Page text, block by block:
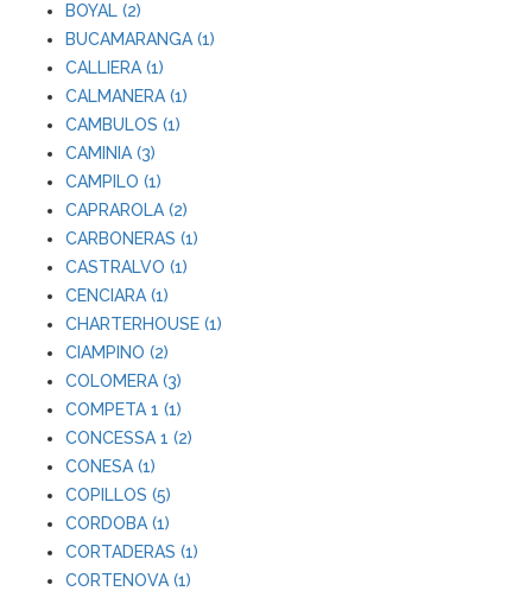
BOYAL (2)
BUCAMARANGA (1)
CALLIERA (1)
CALMANERA (1)
CAMBULOS (1)
CAMINIA (3)
CAMPILO (1)
CAPRAROLA (2)
CARBONERAS (1)
CASTRALVO (1)
CENCIARA (1)
CHARTERHOUSE (1)
CIAMPINO (2)
COLOMERA (3)
COMPETA 1 (1)
CONCESSA 1 (2)
CONESA (1)
COPILLOS (5)
CORDOBA (1)
CORTADERAS (1)
CORTENOVA (1)